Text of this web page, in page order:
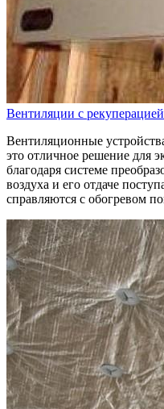
Вентиляции с рекуперацией
Вентиляционные
это отличное решение для
благодаря системе
воздуха и его отдаче
справляются с обогревом